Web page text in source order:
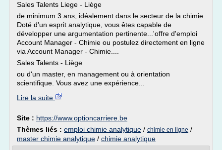
Sales Talents Liege - Liège
de minimum 3 ans, idéalement dans le secteur de la chimie.
Doté d'un esprit analytique, vous êtes capable de
développer une argumentation pertinente...'offre d'emploi
Account Manager - Chimie ou postulez directement en ligne
via Account Manager - Chimie....
Sales Talents - Liège
ou d'un master, en management ou à orientation
scientifique. Vous avez une expérience...
Lire la suite
Site : https://www.optioncarriere.be
Thèmes liés : emploi chimie analytique / chimie en ligne /
master chimie analytique / chimie analytique